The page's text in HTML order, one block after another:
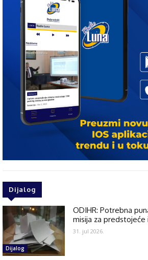
Dijalog
Dijalog
ODIHR: Potrebna
misija za predstojeće
31. jul 2026.